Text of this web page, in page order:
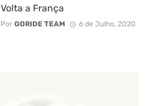
Volta a França
Por GORIDE TEAM 6 de Julho, 2020